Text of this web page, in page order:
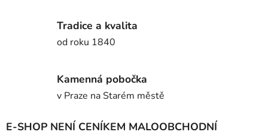
Tradice a kvalita
od roku 1840
Kamenná pobočka
v Praze na Starém městě
E-SHOP NENÍ CENÍKEM MALOOBCHODNÍ